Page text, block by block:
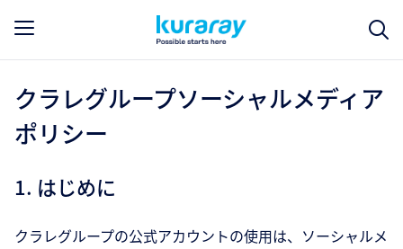
クラレグループソーシャルメディア
ポリシー
1. はじめに
クラレグループの公式アカウントの使用は、ソーシャルメ